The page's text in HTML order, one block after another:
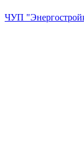
ЧУП